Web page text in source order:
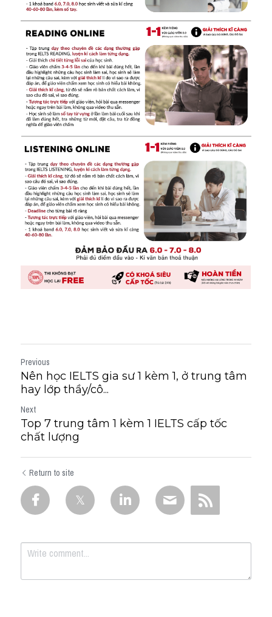
Previous
Nên học IELTS gia sư 1 kèm 1, ở trung tâm
hay lớp thầy/cô...
Next
Top 7 trung tâm 1 kèm 1 IELTS cấp tốc
chất lượng
Return to site